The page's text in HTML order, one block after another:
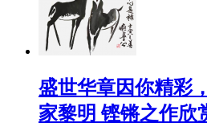
盛世华章因你精彩
家黎明 铿锵之作欣